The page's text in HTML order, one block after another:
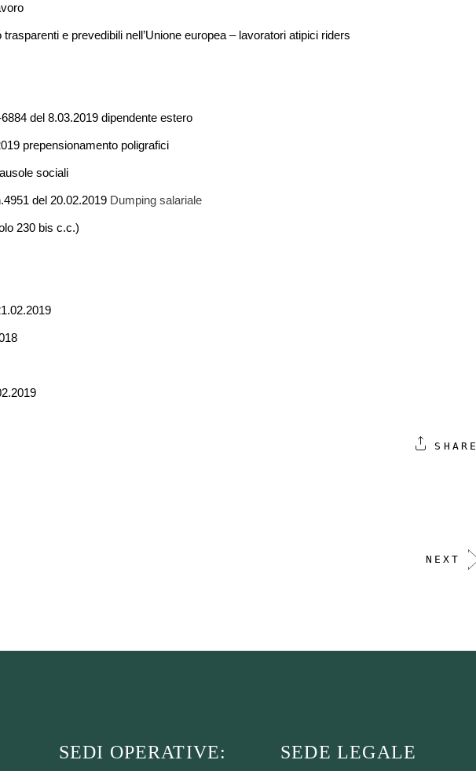
e prevedibili nell’Unione europea – lavoratori atipici riders
del 8.03.2019 dipendente estero
prepensionamento poligrafici
sociali
del 20.02.2019 Dumping salariale
230 bis c.c.)
SHARE
NEXT
SEDI OPERATIVE: SEDE LEGALE